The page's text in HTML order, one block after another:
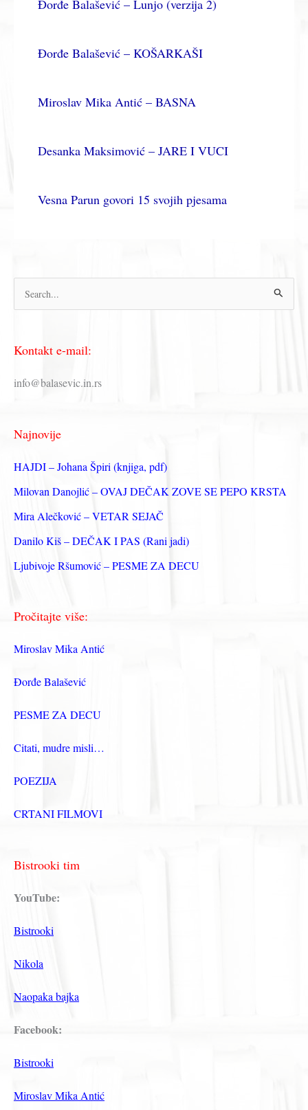
Đorđe Balašević – Lunjo (verzija 2)
Đorđe Balašević – KOŠARKAŠI
Miroslav Mika Antić – BASNA
Desanka Maksimović – JARE I VUCI
Vesna Parun govori 15 svojih pjesama
р
т
а
з
а
Kontakt e-mail:
info@balasevic.in.rs
Najnovije
HAJDI – Johana Špiri (knjiga, pdf)
Milovan Danojlić – OVAJ DEČAK ZOVE SE PEPO KRSTA
Mira Alečković – VETAR SEJAČ
Danilo Kiš – DEČAK I PAS (Rani jadi)
Ljubivoje Ršumović – PESME ZA DECU
Pročitajte više:
Miroslav Mika Antić
Đorđe Balašević
PESME ZA DECU
Citati, mudre misli…
POEZIJA
CRTANI FILMOVI
Bistrooki tim
YouTube:
Bistrooki
Nikola
Naopaka bajka
Facebook:
Bistrooki
Miroslav Mika Antić